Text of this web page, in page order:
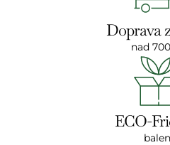
Doprava
nad
ECO-